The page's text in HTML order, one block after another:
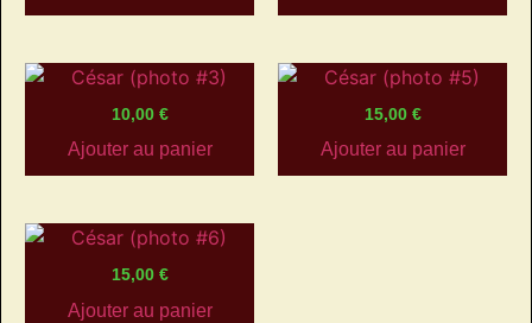
10,00 €
Ajouter au panier
15,00 €
Ajouter au panier
15,00 €
Ajouter au panier